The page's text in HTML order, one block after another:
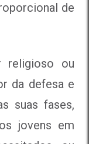
de
religioso ou
da defesa e
suas fases,
jovens em